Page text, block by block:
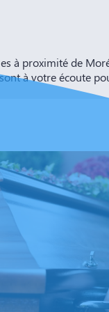
à proximité de
à votre écoute